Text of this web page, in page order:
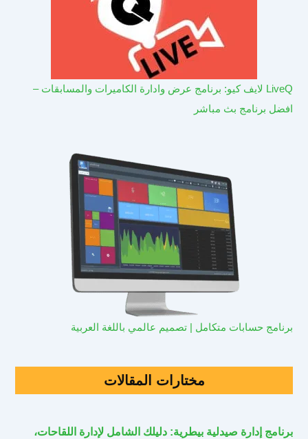
LiveQ لايف كيو: برنامج عرض وادارة الكاميرات والمسابقات –
افضل برنامج بث مباشر
برنامج حسابات متكامل | تصميم عالمي باللغة العربية
مختارات المقالات
برنامج إدارة صيدلية بيطرية: دليلك الشامل لإدارة اللقاحات،